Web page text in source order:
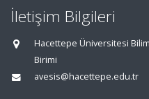
İletişim Bilgileri
Hacettepe Üniversitesi
Birimi
avesis@hacettepe.edu.tr